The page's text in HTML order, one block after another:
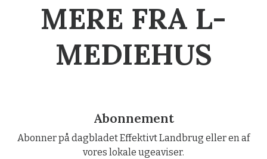
MERE FRA L-
MEDIEHUS
Abonnement
Abonner på dagbladet Effektivt Landbrug eller en af
vores lokale ugeaviser.